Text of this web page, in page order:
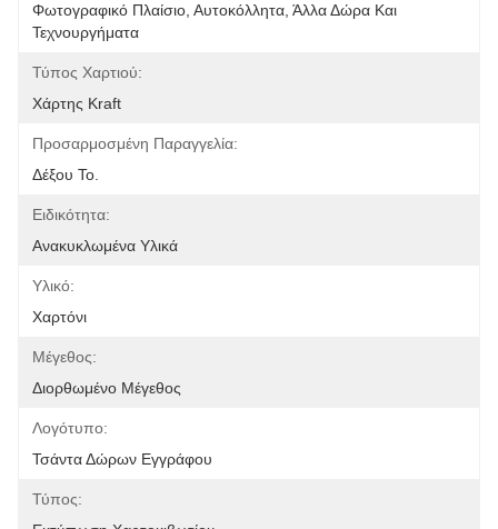
Φωτογραφικό Πλαίσιο, Αυτοκόλλητα, Άλλα Δώρα Και
Τεχνουργήματα
Τύπος Χαρτιού:
Χάρτης Kraft
Προσαρμοσμένη Παραγγελία:
Δέξου Το.
Ειδικότητα:
Ανακυκλωμένα Υλικά
Υλικό:
Χαρτόνι
Μέγεθος:
Διορθωμένο Μέγεθος
Λογότυπο:
Τσάντα Δώρων Εγγράφου
Τύπος: